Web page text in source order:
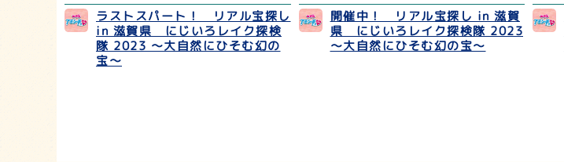
ラストスパート！ リアル宝探し
in 滋賀県 にじいろレイク探検
隊 2023 ～大自然にひそむ幻の
宝～
開催中！ リアル宝探し in 滋賀
県 にじいろレイク探検隊 2023
～大自然にひそむ幻の宝～